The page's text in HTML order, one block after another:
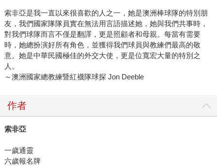
活力，在景氣低谷耕耘高峰的契機。藝術家的孤獨細膩敏
感，生意人的熱情勇敢沉著，結合為一位胸襟宏闊的出版
家，出於本身創業艱辛的悲懷，卵翼此刻苦戰無期的創作青
年，建立發表、媒合平台，持續滋育圖文人才庫，服務於公
共性。專注市場當下的同時，多往前看一步，多回應周遭沉
默呼求，這種靈魂投資，未知何日可成，果實也非獨享，但
今日已成為我們無價典範。
索非亞是我一直以來很喜歡的人之一，她是澳洲棒球隊的特別朋
友，我們國家隊隊員實在無法用言語描述她，她與我們共事時，
對我們球隊而言不僅是翻譯，更是照顧者和母親。每當有需要
時，她總扮演好所有角色，並獲得我們球員與教練們最高的敬
意。她是中華民國極佳的外交大使，更是位寬宏大量的特別之
人。
～澳洲國家總教練暨紅襪隊球探 Jon Deeble
作者
索非亞
一歲通靈
六歲報名牌